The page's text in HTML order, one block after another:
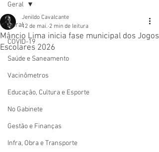
Geral
COVID-19
Saúde e Saneamento
Vacinômetros
Educação, Cultura e Esporte
No Gabinete
Gestão e Finanças
Infra, Obra e Transporte
Geral
Mâncio Lima inicia fase municipal dos Jogos
Escolares 2026
Jenildo Cavalcante
12 de mai. 2 min de leitura